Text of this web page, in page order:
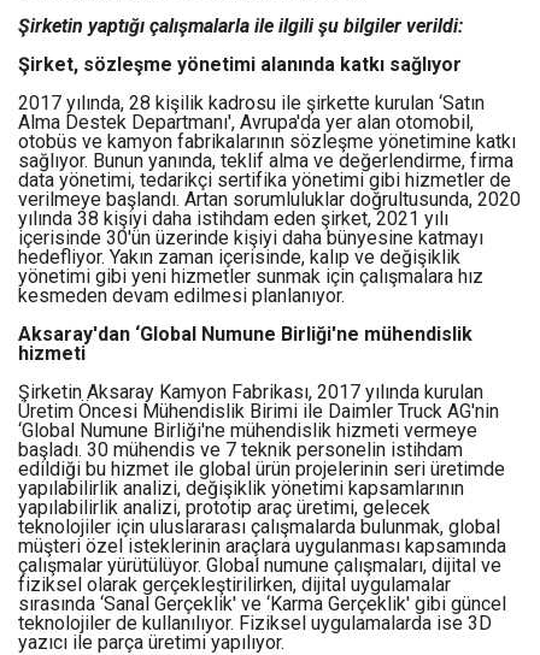
Şirketin yaptığı çalışmalarla ile ilgili şu bilgiler verildi:
Şirket, sözleşme yönetimi alanında katkı sağlıyor
2017 yılında, 28 kişilik kadrosu ile şirkette kurulan ‘Satın
Alma Destek Departmanı', Avrupa'da yer alan otomobil,
otobüs ve kamyon fabrikalarının sözleşme yönetimine katkı
sağlıyor. Bunun yanında, teklif alma ve değerlendirme, firma
data yönetimi, tedarikçi sertifika yönetimi gibi hizmetler de
verilmeye başlandı. Artan sorumluluklar doğrultusunda, 2020
yılında 38 kişiyi daha istihdam eden şirket, 2021 yılı
içerisinde 30'ün üzerinde kişiyi daha bünyesine katmayı
hedefliyor. Yakın zaman içerisinde, kalıp ve değişiklik
yönetimi gibi yeni hizmetler sunmak için çalışmalara hız
kesmeden devam edilmesi planlanıyor.
Aksaray'dan ‘Global Numune Birliği'ne mühendislik
hizmeti
Şirketin Aksaray Kamyon Fabrikası, 2017 yılında kurulan
Üretim Öncesi Mühendislik Birimi ile Daimler Truck AG'nin
‘Global Numune Birliği'ne mühendislik hizmeti vermeye
başladı. 30 mühendis ve 7 teknik personelin istihdam
edildiği bu hizmet ile global ürün projelerinin seri üretimde
yapılabilirlik analizi, değişiklik yönetimi kapsamlarının
yapılabilirlik analizi, prototip araç üretimi, gelecek
teknolojiler için uluslararası çalışmalarda bulunmak, global
müşteri özel isteklerinin araçlara uygulanması kapsamında
çalışmalar yürütülüyor. Global numune çalışmaları, dijital ve
fiziksel olarak gerçekleştirilirken, dijital uygulamalar
sırasında ‘Sanal Gerçeklik' ve ‘Karma Gerçeklik' gibi güncel
teknolojiler de kullanılıyor. Fiziksel uygulamalarda ise 3D
yazıcı ile parça üretimi yapılıyor.